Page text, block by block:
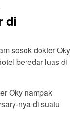
di
sosok dokter Oky
beredar luas di
Oky nampak
nya di suatu